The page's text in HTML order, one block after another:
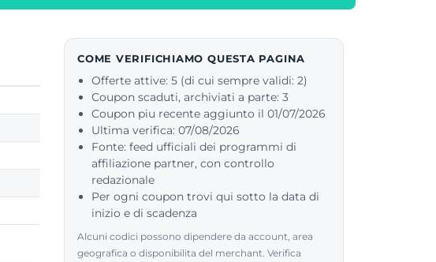
COME VERIFICHIAMO QUESTA PAGINA
Offerte attive: 5 (di cui sempre validi: 2)
Coupon scaduti, archiviati a parte: 3
Coupon piu recente aggiunto il 01/07/2026
Ultima verifica: 07/08/2026
Fonte: feed ufficiali dei programmi di
affiliazione partner, con controllo
redazionale
Per ogni coupon trovi qui sotto la data di
inizio e di scadenza
Alcuni codici possono dipendere da account, area
geografica o disponibilita del merchant. Verifica